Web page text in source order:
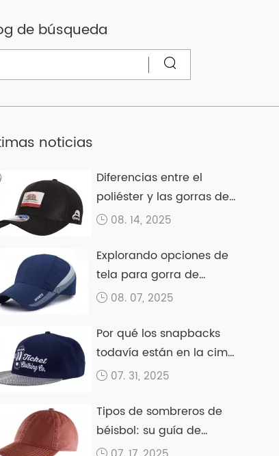
de búsqueda
noticias
Diferencias entre el
poliéster y las gorras de
algodón
08. 14, 2025
Explorando opciones de
tela para gorra de
béisbol
08. 07, 2025
Por qué los snapbacks
todavía están en la cima
en 2025
07. 31, 2025
Tipos de sombreros de
béisbol: su guía de
Ultimate Cap